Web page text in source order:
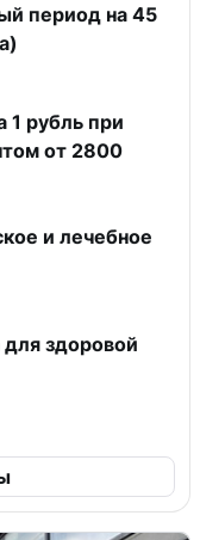
период на 45
1 рубль при
от 2800
и лечебное
здоровой